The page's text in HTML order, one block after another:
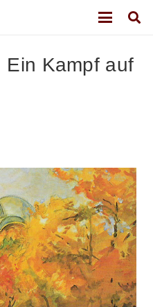
Ein Kampf auf